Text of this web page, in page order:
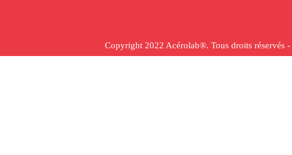
Copyright 2022 Acérolab®. Tous droits réservés -